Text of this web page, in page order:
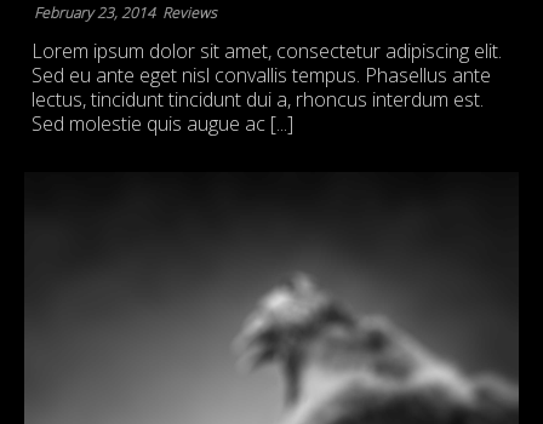
February 23, 2014 Reviews
Lorem ipsum dolor sit amet, consectetur adipiscing elit.
Sed eu ante eget nisl convallis tempus. Phasellus ante
lectus, tincidunt tincidunt dui a, rhoncus interdum est.
Sed molestie quis augue ac [...]